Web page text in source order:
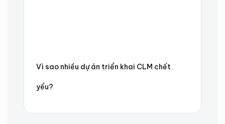
Vì sao nhiều dự án triển khai CLM chết
yểu?